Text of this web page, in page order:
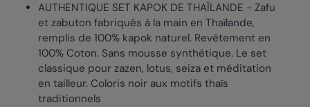
AUTHENTIQUE SET KAPOK DE THAÏLANDE - Zafu
et zabuton fabriqués à la main en Thaïlande,
remplis de 100% kapok naturel. Revêtement en
100% Coton. Sans mousse synthétique. Le set
classique pour zazen, lotus, seiza et méditation
en tailleur. Coloris noir aux motifs thaïs
traditionnels